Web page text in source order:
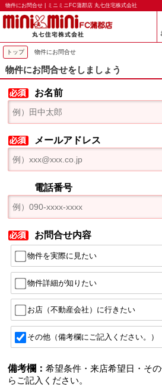
物件にお問合せ | ミニミニFC蒲郡店 丸七住宅株式会社
トップ 物件にお問合せ
物件にお問合せをしましょう
お名前
メールアドレス
電話番号
お問合せ内容
物件を実際に見たい
物件詳細が知りたい
お店（不動産会社）に行きたい
その他（備考欄にご記入ください。）
備考欄：希望条件・来店希望日・そ
らご記入ください。